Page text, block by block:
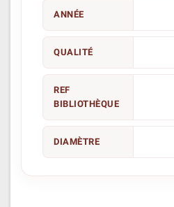
ANNÉE
QUALITÉ
REF
BIBLIOTHÈQUE
DIAMÈTRE